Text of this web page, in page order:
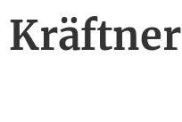
Kräftner